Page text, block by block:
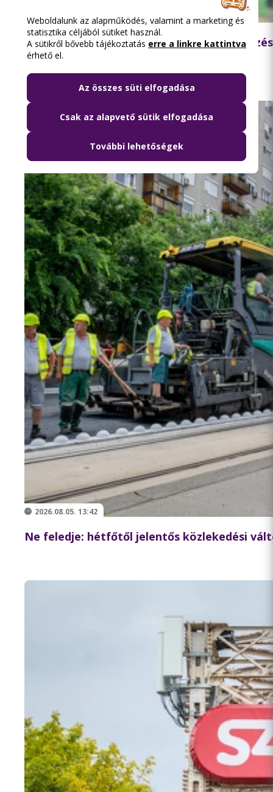
2026.08.06. 11:08
Célzott nagytakarítás és fokozott
partnereivel a BKK
2026.08.05. 13:42
Ne feledje: hétfőtől jelentős közlekedési
Weboldalunk az alapműködés, valamint a marketing és
statisztika céljából sütiket használ.
A sütikről bővebb tájékoztatás erre a linkre kattintva
érhető el.
Az összes süti elfogadása
Csak az alapvető sütik elfogadása
További lehetőségek